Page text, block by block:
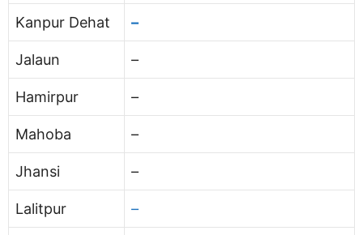
Kanpur Dehat –
Jalaun –
Hamirpur –
Mahoba –
Jhansi –
Lalitpur –